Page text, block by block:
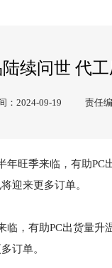
陆续问世 代
：2024-09-19 责任
旺季来临，有助PC
迎来更多订单。
，有助PC出货量
订单。